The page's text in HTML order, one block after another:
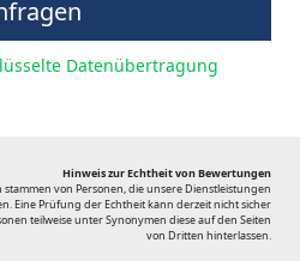
Datenübertragung
Hinweis zur Echtheit von Bewertungen
von Personen, die unsere Dienstleistungen
Eine Prüfung der Echtheit kann derzeit nicht sicher
teilweise unter Synonymen diese auf den Seiten
von Dritten hinterlassen.